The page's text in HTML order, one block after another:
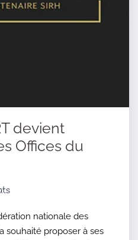
devient
Offices du
nationale des
souhaité proposer à ses